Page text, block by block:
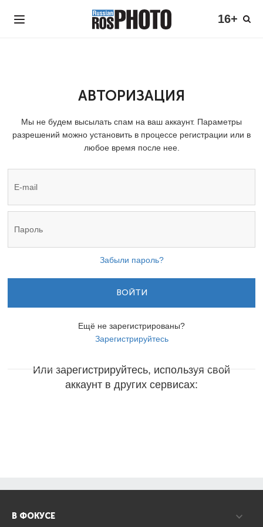
16+
АВТОРИЗАЦИЯ
Мы не будем высылать спам на ваш аккаунт. Параметры
разрешений можно установить в процессе регистрации или в
любое время после нее.
Забыли пароль?
ВОЙТИ
Ещё не зарегистрированы?
Зарегистрируйтесь
Или зарегистрируйтесь, используя свой
аккаунт в других сервисах:
В ФОКУСЕ